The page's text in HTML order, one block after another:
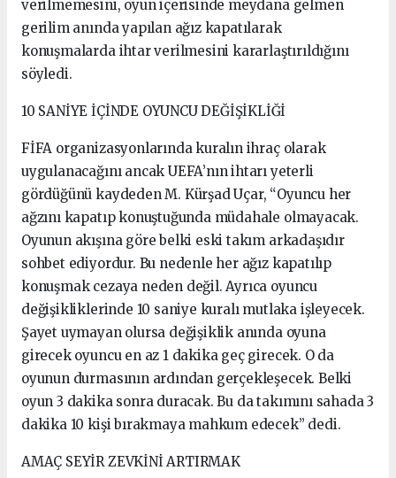
verilmemesini, oyun içerisinde meydana gelmen
gerilim anında yapılan ağız kapatılarak
konuşmalarda ihtar verilmesini kararlaştırıldığını
söyledi.
10 SANİYE İÇİNDE OYUNCU DEĞİŞİKLİĞİ
FİFA organizasyonlarında kuralın ihraç olarak
uygulanacağını ancak UEFA’nın ihtarı yeterli
gördüğünü kaydeden M. Kürşad Uçar, “Oyuncu her
ağzını kapatıp konuştuğunda müdahale olmayacak.
Oyunun akışına göre belki eski takım arkadaşıdır
sohbet ediyordur. Bu nedenle her ağız kapatılıp
konuşmak cezaya neden değil. Ayrıca oyuncu
değişikliklerinde 10 saniye kuralı mutlaka işleyecek.
Şayet uymayan olursa değişiklik anında oyuna
girecek oyuncu en az 1 dakika geç girecek. O da
oyunun durmasının ardından gerçekleşecek. Belki
oyun 3 dakika sonra duracak. Bu da takımını sahada 3
dakika 10 kişi bırakmaya mahkum edecek” dedi.
AMAÇ SEYİR ZEVKİNİ ARTIRMAK